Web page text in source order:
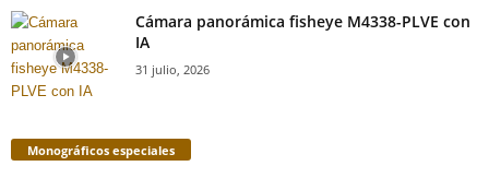
Cámara panorámica fisheye M4338-PLVE con
IA
31 julio, 2026
Monográficos especiales